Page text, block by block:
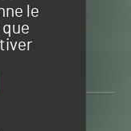
le